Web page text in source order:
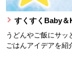
すくすくBaby＆
うどんやご飯にサッ
ごはんアイデアを紹